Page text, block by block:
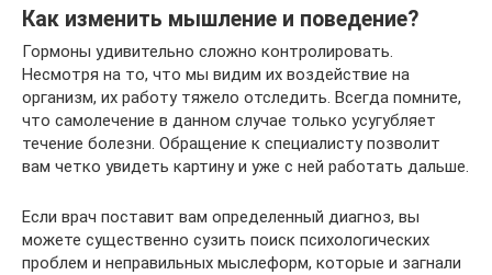
Как изменить мышление и поведение?
Гормоны удивительно сложно контролировать.
Несмотря на то, что мы видим их воздействие на
организм, их работу тяжело отследить. Всегда помните,
что самолечение в данном случае только усугубляет
течение болезни. Обращение к специалисту позволит
вам четко увидеть картину и уже с ней работать дальше.
Если врач поставит вам определенный диагноз, вы
можете существенно сузить поиск психологических
проблем и неправильных мыслеформ, которые и загнали